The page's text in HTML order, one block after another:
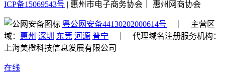
ICP备15069543号 | 惠州市电子商务协会｜ 惠州网商协会
粤公网安备44130202000614号 ｜ 主营区
域： 惠州 深圳 东莞 河源 普宁 ｜ 代理域名注册服务机构：
上海美橙科技信息发展有限公司
在线